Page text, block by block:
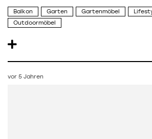
Balkon Garten Gartenmöbel
Outdoormöbel
vor 5 Jahren